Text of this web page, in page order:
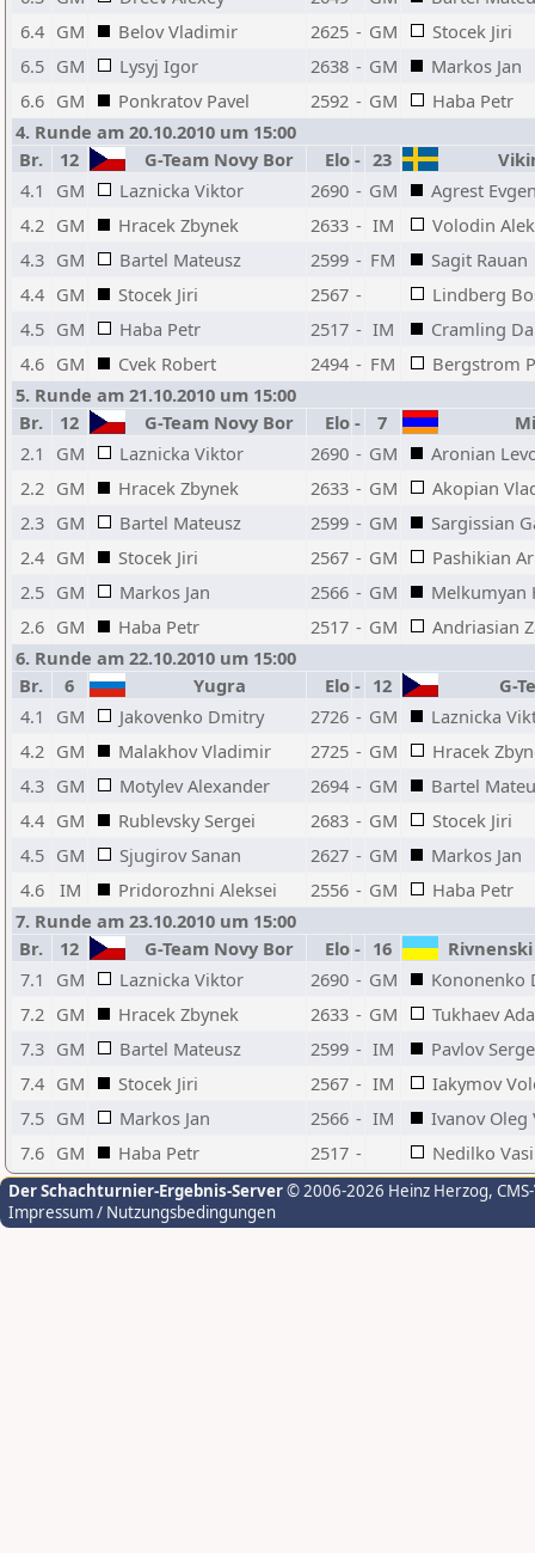
6.4 GM Belov Vladimir 2625 - GM
Stocek Jiri
6.5 GM Lysyj Igor 2638 - GM
Markos Jan
6.6 GM Ponkratov Pavel 2592 - GM
Haba Petr
4. Runde am 20.10.2010 um 15:00
Br.
12 G-Team Novy Bor Elo - 23
4.1
GM Laznicka Viktor 2690 - GM
Agrest
4.2 GM Hracek Zbynek 2633 - IM
Volodin
4.3 GM Bartel Mateusz 2599 - FM
Sagit Rauan
4.4 GM Stocek Jiri 2567 -
Lindberg
4.5 GM Haba Petr 2517 - IM
Cramling
4.6 GM Cvek Robert 2494 - FM
Bergstrom
5. Runde am 21.10.2010 um 15:00
Br.
12 G-Team Novy Bor Elo - 7
2.1
GM Laznicka Viktor 2690 - GM
Aronian
2.2 GM Hracek Zbynek 2633 - GM
Akopian
2.3 GM Bartel Mateusz 2599 - GM
Sargissian
2.4 GM Stocek Jiri 2567 - GM
Pashikian
2.5 GM Markos Jan 2566 - GM
Melkumyan
2.6 GM Haba Petr 2517 - GM
Andriasian
6. Runde am 22.10.2010 um 15:00
Br.
6 Yugra Elo - 12
G-
4.1
GM Jakovenko Dmitry 2726 - GM
Laznicka
4.2 GM Malakhov Vladimir 2725 - GM
Hracek
4.3 GM Motylev Alexander 2694 - GM
Bartel
4.4 GM Rublevsky Sergei 2683 - GM
Stocek Jiri
4.5 GM Sjugirov Sanan 2627 - GM
Markos Jan
4.6
IM Pridorozhni Aleksei 2556 - GM
Haba Petr
7. Runde am 23.10.2010 um 15:00
Br.
12 G-Team Novy Bor Elo - 16
7.1
GM Laznicka Viktor 2690 - GM
Kononenko
7.2 GM Hracek Zbynek 2633 - GM
Tukhaev
7.3 GM Bartel Mateusz 2599 - IM
Pavlov
7.4 GM Stocek Jiri 2567 - IM
Iakymov
7.5 GM Markos Jan 2566 - IM
Ivanov Oleg
7.6 GM Haba Petr 2517 - Nedilko
Der Schachturnier-Ergebnis-Server© 2006-2026 Heinz Herzog,
Impressum / Nutzungsbedingungen